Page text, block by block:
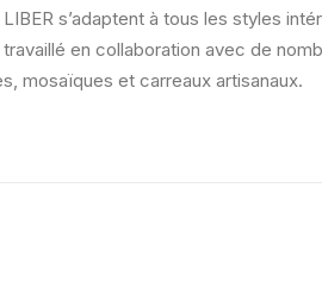
s’adaptent à tous les styles
en collaboration avec de
mosaïques et carreaux artisanaux.